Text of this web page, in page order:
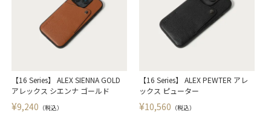
【16 Series】 ALEX SIENNA GOLD
アレックス シエンナ ゴールド
¥9,240 （税込）
【16 Series】 ALEX PEWTER アレ
ックス ピューター
¥10,560 （税込）